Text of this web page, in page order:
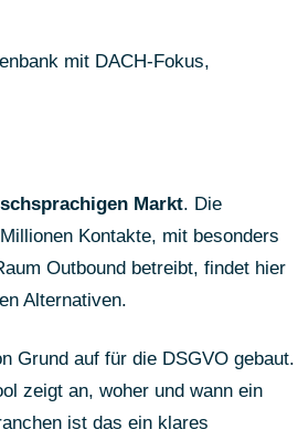
mit DACH-Fokus,
Markt. Die
Kontakte, mit besonders
Outbound betreibt, findet hier
Alternativen.
Grund auf für die DSGVO gebaut.
zeigt an, woher und wann ein
ist das ein klares